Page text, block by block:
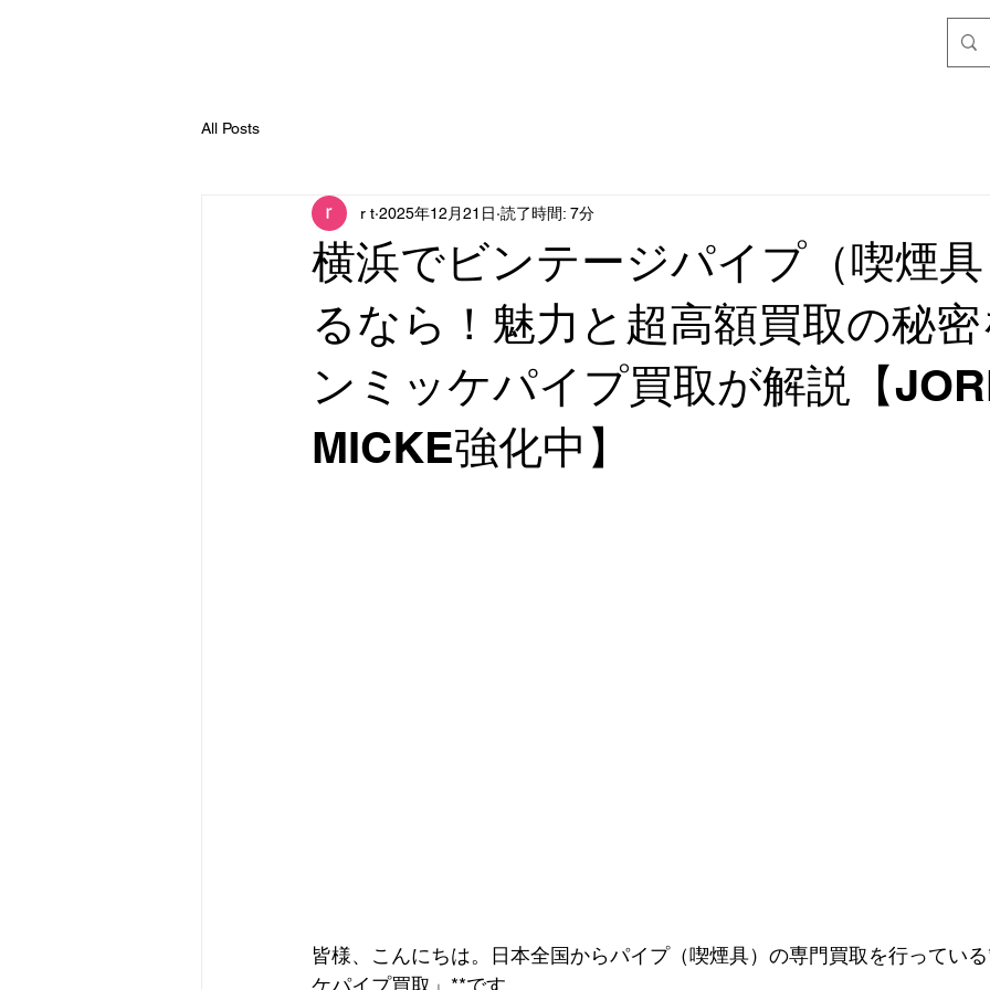
All Posts
横浜でビンテージパイプ（喫煙
るなら！魅力と超高額買取の秘
ンミッケパイプ買取が解説【
MICKE強化中】
r t 2025年12月21日 読了時間: 7分
皆様、こんにちは。日本全国からパイプ（喫煙具）の専門買取を行ってい
ケパイプ買取」**です。